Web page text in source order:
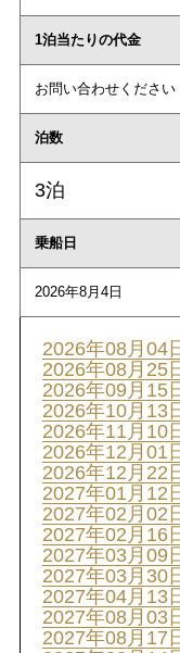
1泊当たりの代金
お問い合わせください
泊数
3泊
乗船日
2026年8月4日
2026年08月04
2026年08月25
2026年09月15
2026年10月13
2026年11月10
2026年12月01
2026年12月22
2027年01月12
2027年02月02
2027年02月16
2027年03月09
2027年03月30
2027年04月13
2027年08月03
2027年08月17